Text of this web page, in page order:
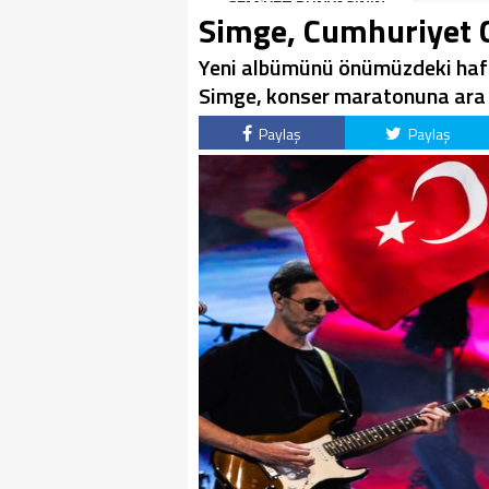
CEMİYET DÜNYASININ
ÜNLÜ İSİMLERİYLE
KUTLADI!
Simge, Cumhuriyet
Yeni albümünü önümüzdeki
Simge, konser maratonuna
Paylaş Paylaş